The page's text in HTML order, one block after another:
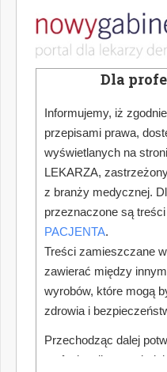
Dla
Informujemy, iż
przepisami prawa,
wyświetlanych na
LEKARZA,
z branży medycznej.
przeznaczone są
PACJENTA.
Treści zamieszczane
zawierać między
wyrobów, które mogą
zdrowia i
Przechodząc dalej
profesjonalistą